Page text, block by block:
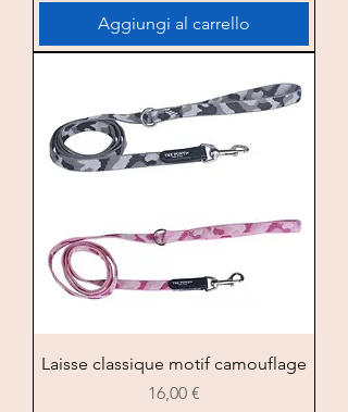
Aggiungi al carrello
Laisse classique motif camouflage
Prezzo
16,00 €